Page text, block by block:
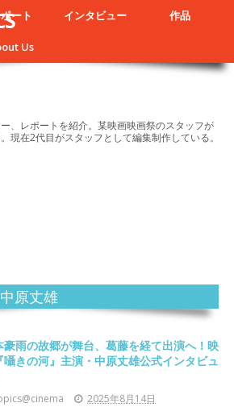
ート インタビュー 作品
Us
、レポートを紹介。某映画映画祭のスタッフが
現在2代目がスタッフとして編集制作している。
原丈雄
豪雨の故郷が舞台、葛藤を経て出演へ！映
囁きの河』主演・中原丈雄公式インタビュ
2025年8月14日